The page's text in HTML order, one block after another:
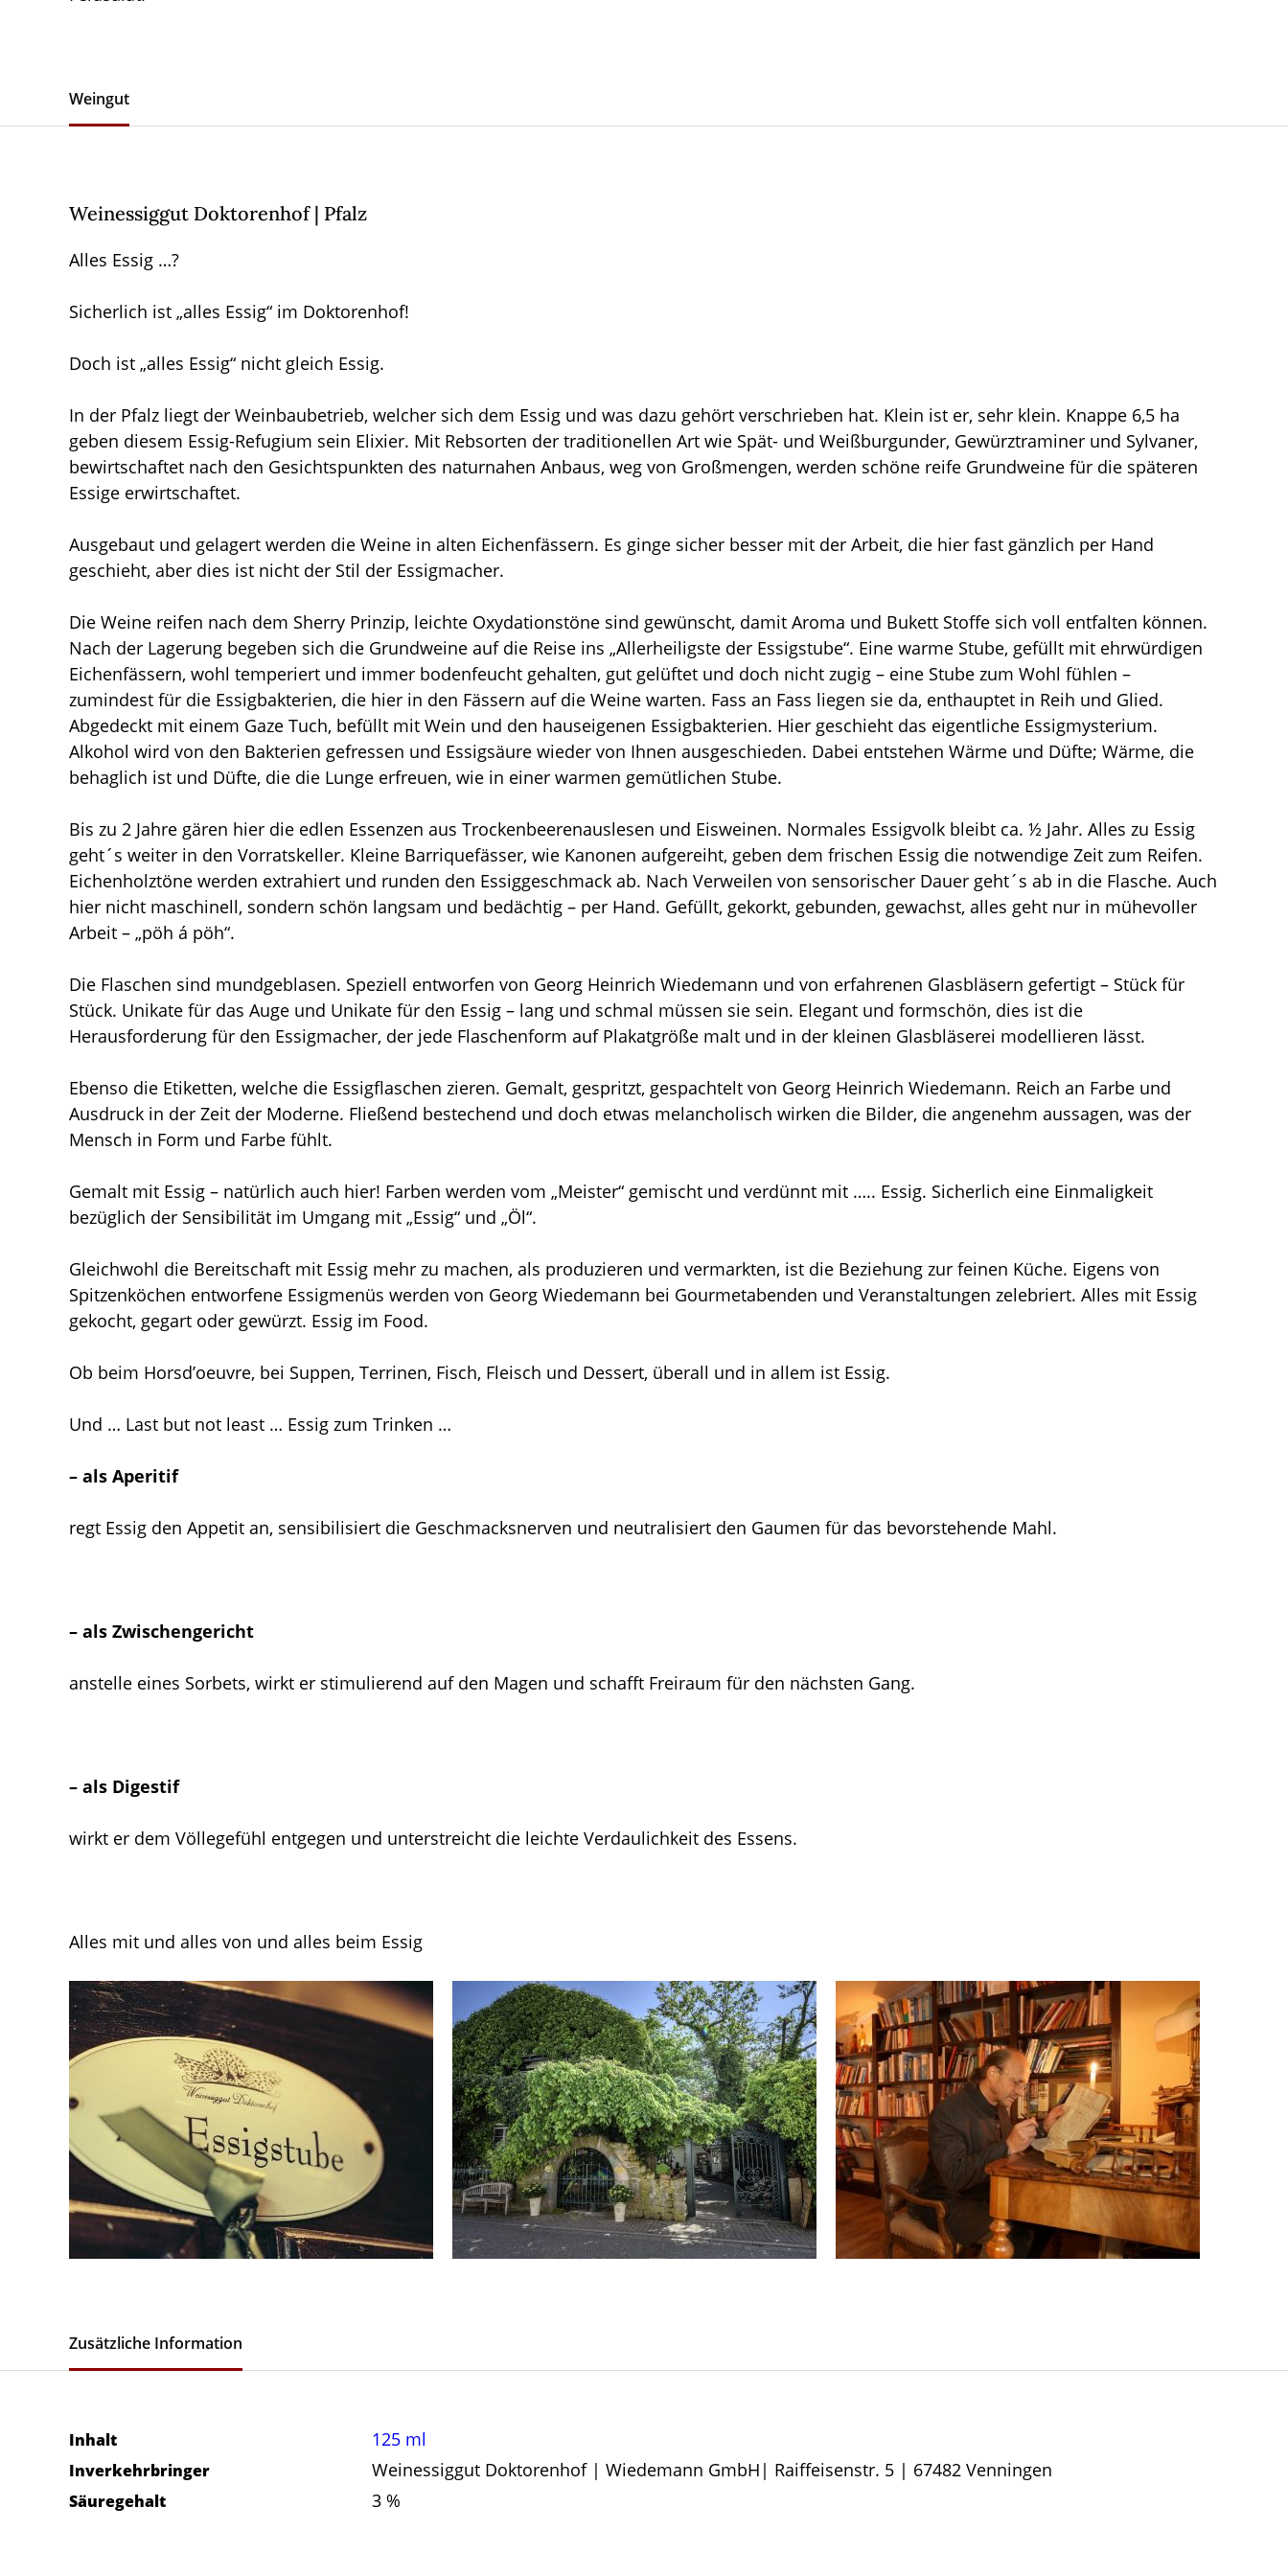
Weingut
Weinessiggut Doktorenhof | Pfalz
Alles Essig …?
Sicherlich ist „alles Essig“ im Doktorenhof!
Doch ist „alles Essig“ nicht gleich Essig.
In der Pfalz liegt der Weinbaubetrieb, welcher sich dem Essig und was dazu gehört verschrieben hat. Klein ist er, sehr klein. Knappe 6,5 ha
geben diesem Essig-Refugium sein Elixier. Mit Rebsorten der traditionellen Art wie Spät- und Weißburgunder, Gewürztraminer und Sylvaner,
bewirtschaftet nach den Gesichtspunkten des naturnahen Anbaus, weg von Großmengen, werden schöne reife Grundweine für die späteren
Essige erwirtschaftet.
Ausgebaut und gelagert werden die Weine in alten Eichenfässern. Es ginge sicher besser mit der Arbeit, die hier fast gänzlich per Hand
geschieht, aber dies ist nicht der Stil der Essigmacher.
Die Weine reifen nach dem Sherry Prinzip, leichte Oxydationstöne sind gewünscht, damit Aroma und Bukett Stoffe sich voll entfalten können.
Nach der Lagerung begeben sich die Grundweine auf die Reise ins „Allerheiligste der Essigstube“. Eine warme Stube, gefüllt mit ehrwürdigen
Eichenfässern, wohl temperiert und immer bodenfeucht gehalten, gut gelüftet und doch nicht zugig – eine Stube zum Wohl fühlen –
zumindest für die Essigbakterien, die hier in den Fässern auf die Weine warten. Fass an Fass liegen sie da, enthauptet in Reih und Glied.
Abgedeckt mit einem Gaze Tuch, befüllt mit Wein und den hauseigenen Essigbakterien. Hier geschieht das eigentliche Essigmysterium.
Alkohol wird von den Bakterien gefressen und Essigsäure wieder von Ihnen ausgeschieden. Dabei entstehen Wärme und Düfte; Wärme, die
behaglich ist und Düfte, die die Lunge erfreuen, wie in einer warmen gemütlichen Stube.
Bis zu 2 Jahre gären hier die edlen Essenzen aus Trockenbeerenauslesen und Eisweinen. Normales Essigvolk bleibt ca. ½ Jahr. Alles zu Essig
geht´s weiter in den Vorratskeller. Kleine Barriquefässer, wie Kanonen aufgereiht, geben dem frischen Essig die notwendige Zeit zum Reifen.
Eichenholztöne werden extrahiert und runden den Essiggeschmack ab. Nach Verweilen von sensorischer Dauer geht´s ab in die Flasche. Auch
hier nicht maschinell, sondern schön langsam und bedächtig – per Hand. Gefüllt, gekorkt, gebunden, gewachst, alles geht nur in mühevoller
Arbeit – „pöh á pöh“.
Die Flaschen sind mundgeblasen. Speziell entworfen von Georg Heinrich Wiedemann und von erfahrenen Glasbläsern gefertigt – Stück für
Stück. Unikate für das Auge und Unikate für den Essig – lang und schmal müssen sie sein. Elegant und formschön, dies ist die
Herausforderung für den Essigmacher, der jede Flaschenform auf Plakatgröße malt und in der kleinen Glasbläserei modellieren lässt.
Ebenso die Etiketten, welche die Essigflaschen zieren. Gemalt, gespritzt, gespachtelt von Georg Heinrich Wiedemann. Reich an Farbe und
Ausdruck in der Zeit der Moderne. Fließend bestechend und doch etwas melancholisch wirken die Bilder, die angenehm aussagen, was der
Mensch in Form und Farbe fühlt.
Gemalt mit Essig – natürlich auch hier! Farben werden vom „Meister“ gemischt und verdünnt mit ….. Essig. Sicherlich eine Einmaligkeit
bezüglich der Sensibilität im Umgang mit „Essig“ und „Öl“.
Gleichwohl die Bereitschaft mit Essig mehr zu machen, als produzieren und vermarkten, ist die Beziehung zur feinen Küche. Eigens von
Spitzenköchen entworfene Essigmenüs werden von Georg Wiedemann bei Gourmetabenden und Veranstaltungen zelebriert. Alles mit Essig
gekocht, gegart oder gewürzt. Essig im Food.
Ob beim Horsd’oeuvre, bei Suppen, Terrinen, Fisch, Fleisch und Dessert, überall und in allem ist Essig.
Und … Last but not least … Essig zum Trinken …
– als Aperitif
regt Essig den Appetit an, sensibilisiert die Geschmacksnerven und neutralisiert den Gaumen für das bevorstehende Mahl.
– als Zwischengericht
anstelle eines Sorbets, wirkt er stimulierend auf den Magen und schafft Freiraum für den nächsten Gang.
– als Digestif
wirkt er dem Völlegefühl entgegen und unterstreicht die leichte Verdaulichkeit des Essens.
Alles mit und alles von und alles beim Essig
Zusätzliche Information
Inhalt 125 ml
Inverkehrbringer Weinessiggut Doktorenhof | Wiedemann GmbH| Raiffeisenstr. 5 | 67482 Venningen
Säuregehalt 3 %